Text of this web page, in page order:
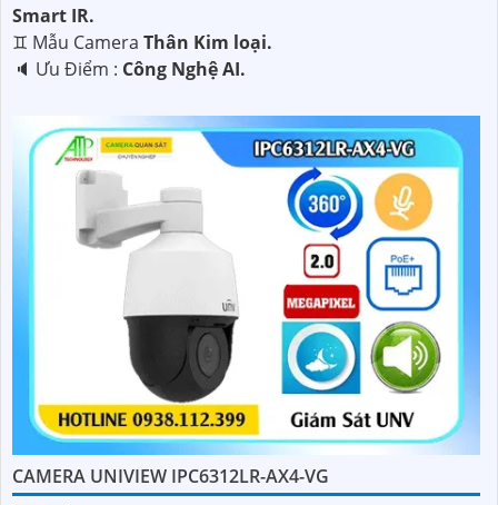
Smart IR.
♊ Mẫu Camera Thân Kim loại.
️🔈 Ưu Điểm : Công Nghệ AI.
CAMERA UNIVIEW IPC6312LR-AX4-VG